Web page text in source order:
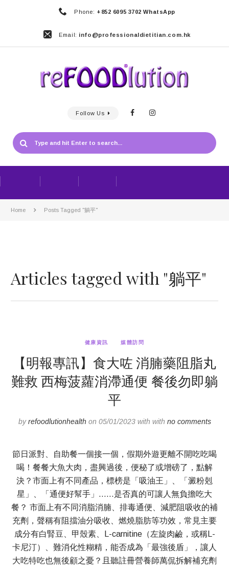
Phone: +852 6095 3702 WhatsApp
Email: info@professionaldietitian.com.hk
Follow Us
Home Posts Tagged "躺平"
Articles tagged with "躺平"
健康資訊 媒體訪問
【明報專訊】食大咗 消腩藥阻脂丸
難救 西梅菠蘿消滯通便 餐後勿即躺
平
byrefoodlutionhealth on 05/01/2023 with with no comments
節日派對、自助餐一個接一個，假期外遊更離不開吃吃喝
喝！餐餐大魚大肉，盡興過後，便秘了或增磅了，點解
決？市面上有不同產品，標榜是「吸油王」、「澱粉剋
星」、「通便好幫手」……是否真的可讓人無負擔吃大
餐？ 市面上有不同消脂消腩、排毒通便、減肥阻吸收的補
充劑，聲稱有阻擋油分吸收、燃燒脂肪等功效，常見主要
成分有白腎豆、甲殼素、L-carnitine（左旋肉鹼，或稱L-
卡尼汀）、難消化性糊精，能否成為「最強後盾」，讓人
大吃特吃也無後顧之憂？且聽註冊營養師萬侃拆解補充劑